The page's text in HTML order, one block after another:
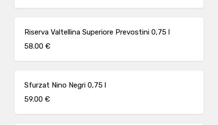
Riserva Valtellina Superiore Prevostini 0,75 l
58.00 €
Sfurzat Nino Negri 0,75 l
59.00 €